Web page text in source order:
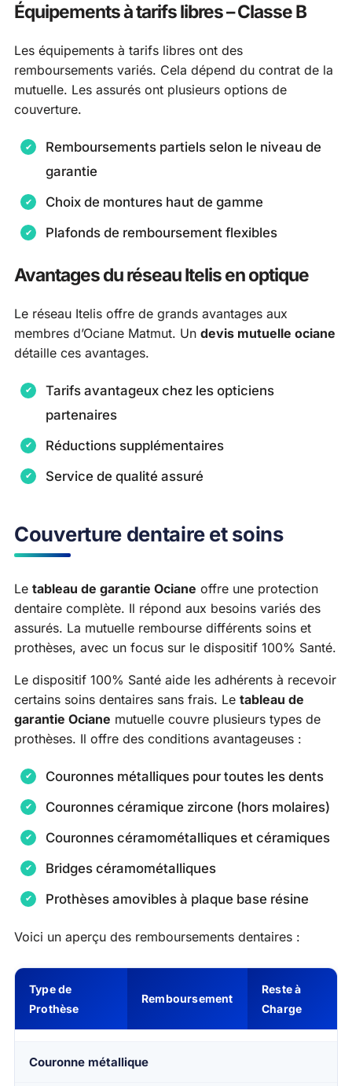
Équipements à tarifs libres – Classe B
Les équipements à tarifs libres ont des
remboursements variés. Cela dépend du contrat de la
mutuelle. Les assurés ont plusieurs options de
couverture.
Remboursements partiels selon le niveau de
garantie
Choix de montures haut de gamme
Plafonds de remboursement flexibles
Avantages du réseau Itelis en optique
Le réseau Itelis offre de grands avantages aux
membres d’Ociane Matmut. Un devis mutuelle ociane
détaille ces avantages.
Tarifs avantageux chez les opticiens
partenaires
Réductions supplémentaires
Service de qualité assuré
Couverture dentaire et soins
Le tableau de garantie Ociane offre une protection
dentaire complète. Il répond aux besoins variés des
assurés. La mutuelle rembourse différents soins et
prothèses, avec un focus sur le dispositif 100% Santé.
Le dispositif 100% Santé aide les adhérents à recevoir
certains soins dentaires sans frais. Le tableau de
garantie Ociane mutuelle couvre plusieurs types de
prothèses. Il offre des conditions avantageuses :
Couronnes métalliques pour toutes les dents
Couronnes céramique zircone (hors molaires)
Couronnes céramométalliques et céramiques
Bridges céramométalliques
Prothèses amovibles à plaque base résine
Voici un aperçu des remboursements dentaires :
Type de
Prothèse
Remboursement
Reste à
Charge
Couronne métallique